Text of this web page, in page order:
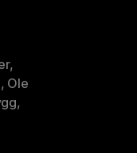
,
, Ole
,